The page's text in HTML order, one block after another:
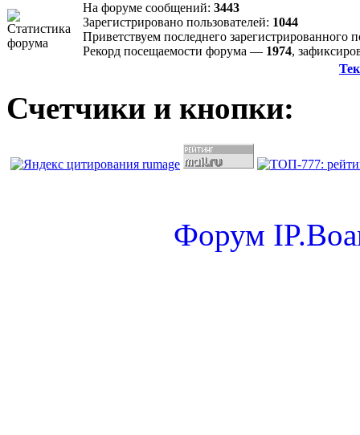
На форуме сообщений: 3443
Зарегистрировано пользователей: 1044
Приветствуем последнего зарегистрированного
Рекорд посещаемости форума — 1974,
Счетчики и кнопки:
Форум